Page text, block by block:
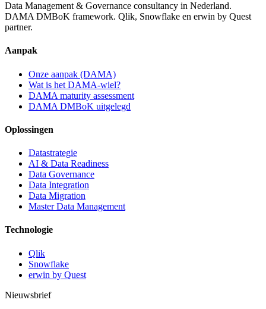
Data Management & Governance consultancy in Nederland.
DAMA DMBoK framework. Qlik, Snowflake en erwin by Quest
partner.
Aanpak
Onze aanpak (DAMA)
Wat is het DAMA-wiel?
DAMA maturity assessment
DAMA DMBoK uitgelegd
Oplossingen
Datastrategie
AI & Data Readiness
Data Governance
Data Integration
Data Migration
Master Data Management
Technologie
Qlik
Snowflake
erwin by Quest
Nieuwsbrief